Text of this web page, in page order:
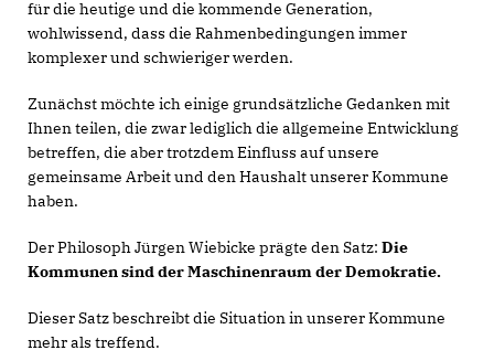
für die heutige und die kommende Generation,
wohlwissend, dass die Rahmenbedingungen immer
komplexer und schwieriger werden.
Zunächst möchte ich einige grundsätzliche Gedanken mit
Ihnen teilen, die zwar lediglich die allgemeine Entwicklung
betreffen, die aber trotzdem Einfluss auf unsere
gemeinsame Arbeit und den Haushalt unserer Kommune
haben.
Der Philosoph Jürgen Wiebicke prägte den Satz: Die
Kommunen sind der Maschinenraum der Demokratie.
Dieser Satz beschreibt die Situation in unserer Kommune
mehr als treffend.